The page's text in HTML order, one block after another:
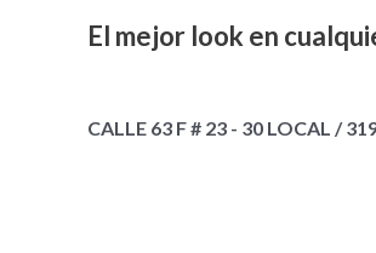
El mejor look en
CALLE 63 F # 23 - 30 LOCAL /